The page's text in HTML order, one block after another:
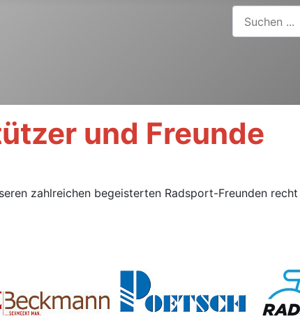
Suchen ...
und Freunde
zahlreichen begeisterten Radsport-Freunden